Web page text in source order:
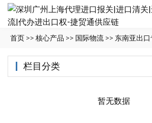
首页 >> 核心产品 >> 国际物流 >> 东南亚出
暂无数据
栏目分类